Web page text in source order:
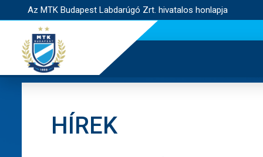
Az MTK Budapest Labdarúgó Zrt. hivatalos honlapja
HÍREK